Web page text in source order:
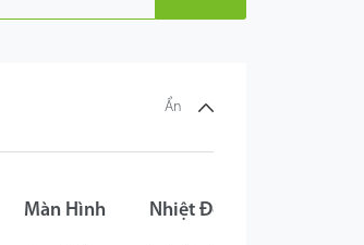
Ẩn
Màn Hình Nhiệt Độ Hoạt Động